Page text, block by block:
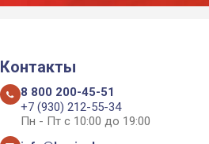
Контакты
8 800 200-45-51
+7 (930) 212-55-34
Пн - Пт с 10:00 до 19:00